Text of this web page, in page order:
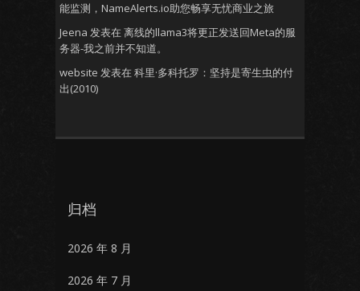
能监测，NameAlerts.io助您畅享无忧商业之旅
Jeena 发表在 离线的llama3将更正发送回Meta的服
务器-我之前并不知道。
website 发表在 科里·多科托罗：坚持是寄生虫的付
出(2010)
归档
2026 年 8 月
2026 年 7 月